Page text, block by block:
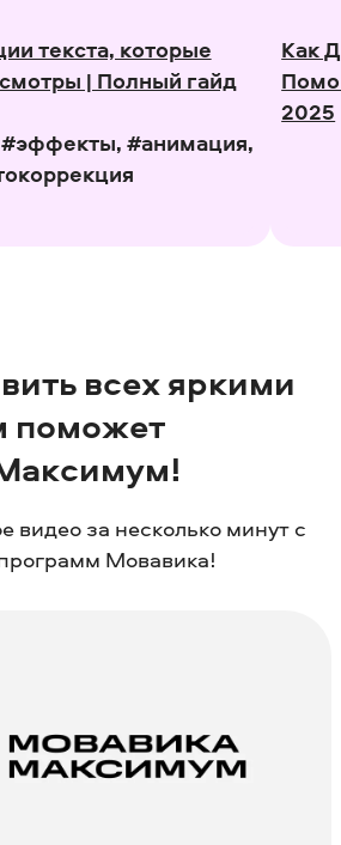
текста, которые
| Полный гайд
#эффекты, #анимация,
Как
2025
всех яркими
поможет
видео за несколько минут с
Мовавика!